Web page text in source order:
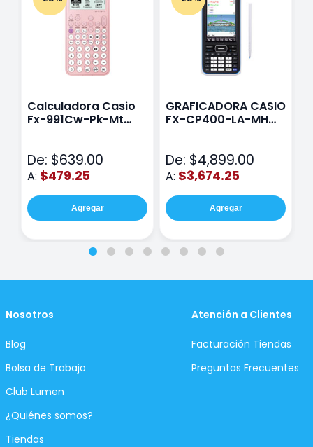
Calculadora Casio
Fx-991Cw-Pk-Mt
De: $639.00
A: $479.25
Agregar
GRAFICADORA CASIO
FX-CP400-LA-MH
De: $4,899.00
A: $3,674.25
Agregar
Nosotros
Blog
Bolsa de Trabajo
Club Lumen
¿Quiénes somos?
Tiendas
Atención a Clientes
Facturación Tiendas
Preguntas Frecuentes